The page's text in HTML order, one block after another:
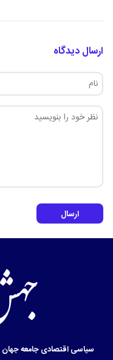
ارسال دیدگاه
ارسال
سیاسیاقتصادیجامعهجهان